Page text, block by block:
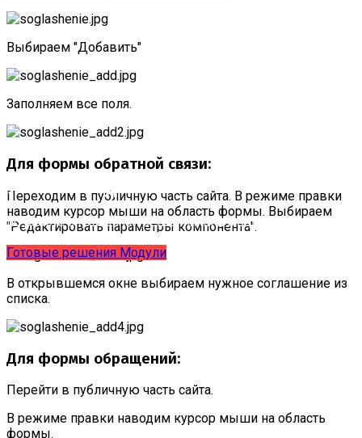
Учебные курсы
по работе с готовыми решениями и модулями
размещены в разделе "Учебные курсы"
Готовые решения Модули
Выбираем "Добавить"
Заполняем все поля.
Для формы обратной связи:
Переходим в публичную часть сайта. В режиме правки
наводим курсор мыши на область формы. Выбираем
"Редактировать параметры компонента".
В открывшемся окне выбираем нужное соглашение из
списка.
Для формы обращений:
Перейти в публичную часть сайта.
В режиме правки наводим курсор мыши на область
формы.